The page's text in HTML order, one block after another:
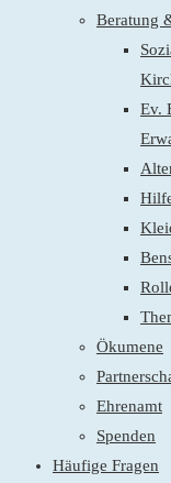
Beratung
Ev.
Ökumene
Ehrenamt
Spenden
Häufige Fragen